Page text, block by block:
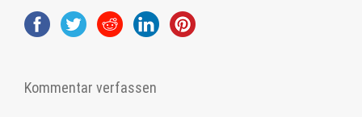
Kommentar verfassen